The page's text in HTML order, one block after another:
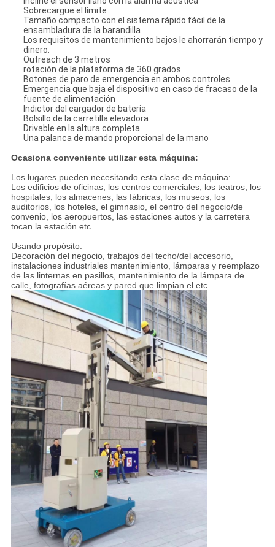
Sobrecargue el límite
Tamaño compacto con el sistema rápido fácil de la
ensambladura de la barandilla
Los requisitos de mantenimiento bajos le ahorrarán tiempo y
dinero.
Outreach de 3 metros
rotación de la plataforma de 360 grados
Botones de paro de emergencia en ambos controles
Emergencia que baja el dispositivo en caso de fracaso de la
fuente de alimentación
Indictor del cargador de batería
Bolsillo de la carretilla elevadora
Drivable en la altura completa
Una palanca de mando proporcional de la mano
Ocasiona conveniente utilizar esta máquina:
Los lugares pueden necesitando esta clase de máquina:
Los edificios de oficinas, los centros comerciales, los teatros, los
hospitales, los almacenes, las fábricas, los museos, los
auditorios, los hoteles, el gimnasio, el centro del negocio/de
convenio, los aeropuertos, las estaciones autos y la carretera
tocan la estación etc.
Usando propósito:
Decoración del negocio, trabajos del techo/del accesorio,
instalaciones industriales mantenimiento, lámparas y reemplazo
de las linternas en pasillos, mantenimiento de la lámpara de
calle, fotografías aéreas y pared que limpian el etc.